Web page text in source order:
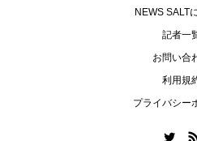
NEWS SALT
記者一
お問い合
利用規
プライバシー